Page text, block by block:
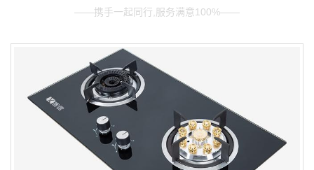
——携手一起同行,服务满意100%——